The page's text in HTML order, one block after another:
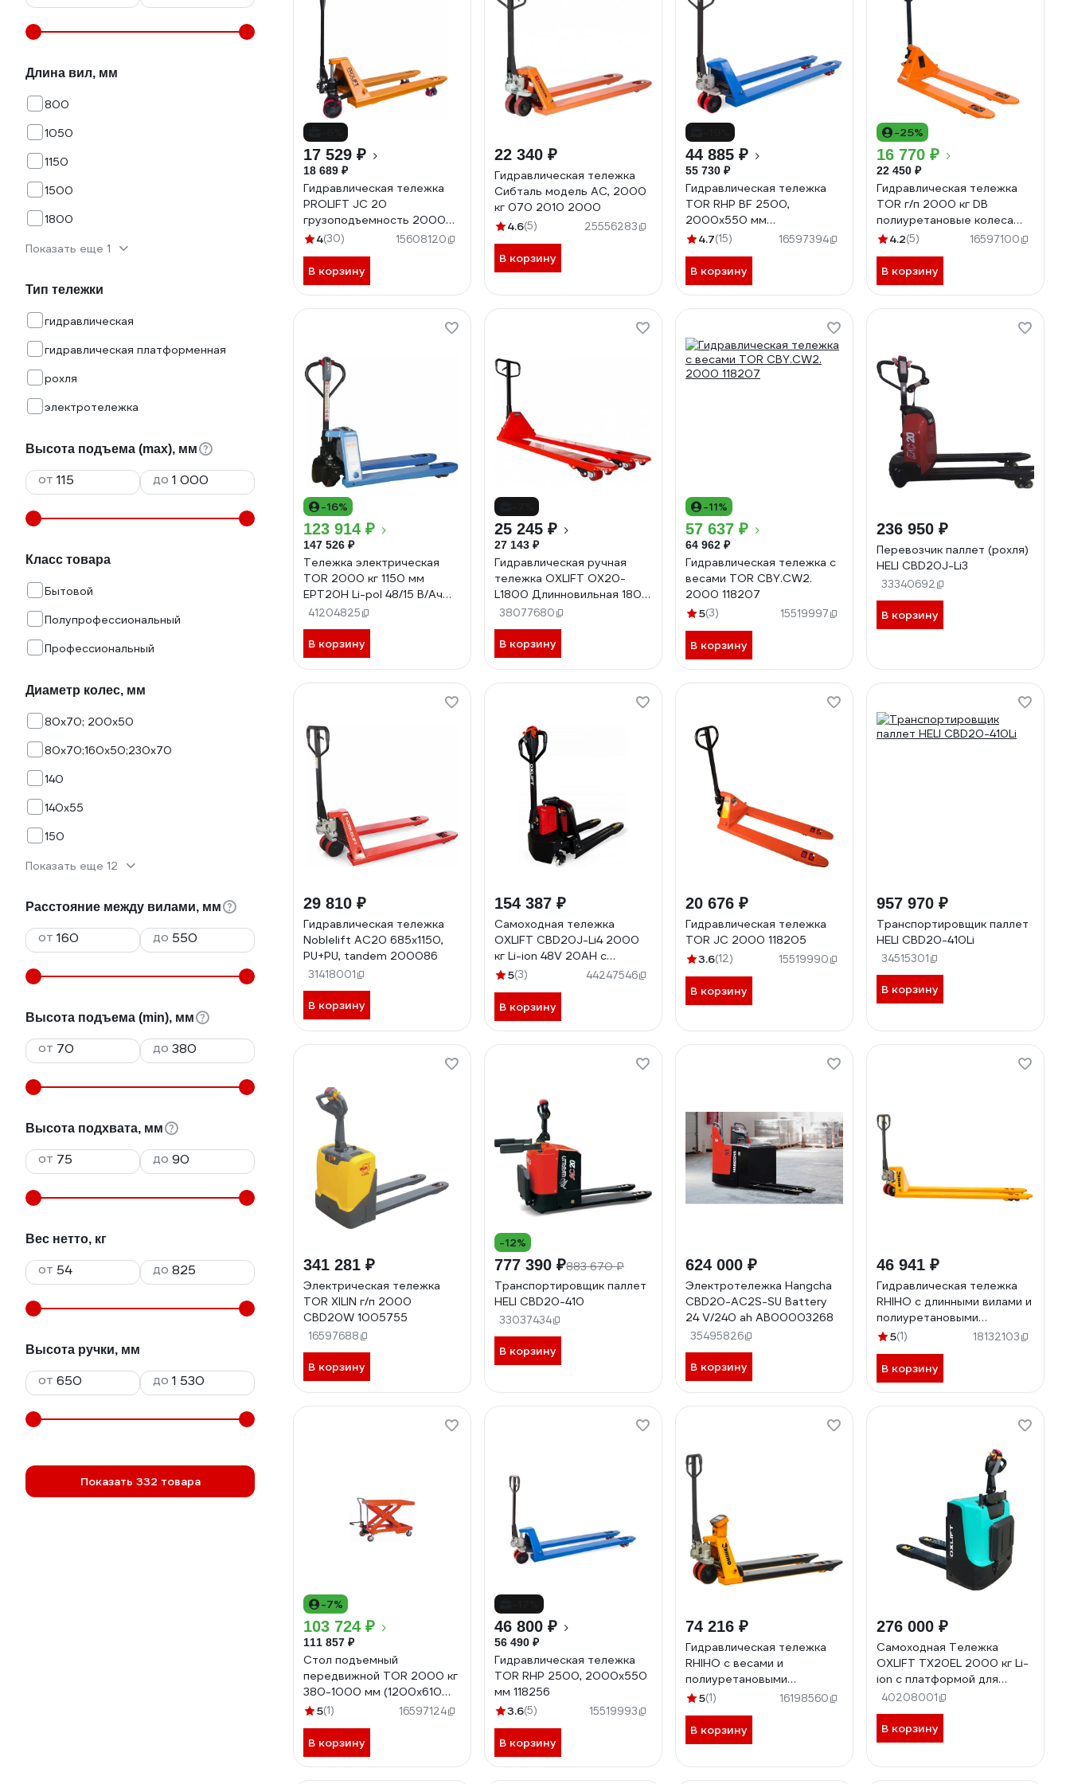
Длина вил, мм
800
1050
1150
1500
1800
Показать еще 1
Тип тележки
гидравлическая
гидравлическая платформенная
рохля
электротележка
Высота подъема (max), мм
от до
Класс товара
Бытовой
Полупрофессиональный
Профессиональный
Диаметр колес, мм
80х70; 200х50
80х70;160х50;230х70
140
140х55
150
Показать еще 12
Расстояние между вилами, мм
от до
Высота подъема (min), мм
от до
Высота подхвата, мм
от до
Вес нетто, кг
от до
Высота ручки, мм
от до
Показать 332 товара
17 529 ₽
18 689 ₽
Гидравлическая тележка
PROLIFT JC 20
грузоподъемность 2000
кг, колеса полиуретан JC
4(30) 15608120
В корзину
22 340 ₽
Гидравлическая тележка
Сибталь модель AC, 2000
кг 070 2010 2000
4.6(5) 25556283
В корзину
44 885 ₽
55 730 ₽
Гидравлическая тележка
TOR RHP BF 2500,
2000х550 мм
полиуретановые колеса
4.7(15) 16597394
В корзину
-25%
16 770 ₽
22 450 ₽
Гидравлическая тележка
TOR г/п 2000 кг DB
полиуретановые колеса
1005943
4.2(5) 16597100
В корзину
-16%
123 914 ₽
147 526 ₽
Тележка электрическая
TOR 2000 кг 1150 мм
EPT20H Li-pol 48/15 В/Ач
1050328
41204825
В корзину
25 245 ₽
27 143 ₽
Гидравлическая ручная
тележка OXLIFT OX20-
L1800 Длинновильная 1800
мм, 2000 кг 792105
38077680
В корзину
-11%
57 637 ₽
64 962 ₽
Гидравлическая тележка с
весами TOR CBY.CW2.
2000 118207
5(3) 15519997
В корзину
236 950 ₽
Перевозчик паллет (рохля)
HELI CBD20J-Li3
33340692
В корзину
29 810 ₽
Гидравлическая тележка
Noblelift AC20 685x1150,
PU+PU, tandem 200086
31418001
В корзину
154 387 ₽
Самоходная тележка
OXLIFT CBD20J-Li4 2000
кг Li-ion 48V 20AH с
опорными колесами 793426
5(3) 44247546
В корзину
20 676 ₽
Гидравлическая тележка
TOR JC 2000 118205
3.6(12) 15519990
В корзину
957 970 ₽
Транспортировщик паллет
HELI CBD20-410Li
34515301
В корзину
341 281 ₽
Электрическая тележка
TOR XILIN г/п 2000
CBD20W 1005755
16597688
В корзину
-12%
777 390 ₽883 670 ₽
Транспортировщик паллет
HELI CBD20-410
33037434
В корзину
624 000 ₽
Электротележка Hangcha
CBD20-AC2S-SU Battery
24 V/240 ah АВ00003268
35495826
В корзину
46 941 ₽
Гидравлическая тележка
RHIHO с длинными вилами и
полиуретановыми
колесами SD2025L
5(1) 18132103
В корзину
-7%
103 724 ₽
111 857 ₽
Стол подъемный
передвижной TOR 2000 кг
380-1000 мм (1200х610
мм) PTD2000 1001869
5(1) 16597124
В корзину
46 800 ₽
56 490 ₽
Гидравлическая тележка
TOR RHP 2500, 2000х550
мм 118256
3.6(5) 15519993
В корзину
74 216 ₽
Гидравлическая тележка
RHIHO с весами и
полиуретановыми
колесами SE 2SE
5(1) 16198560
В корзину
276 000 ₽
Самоходная Тележка
OXLIFT TX20EL 2000 кг Li-
ion с платформой для
оператора 793207
40208001
В корзину